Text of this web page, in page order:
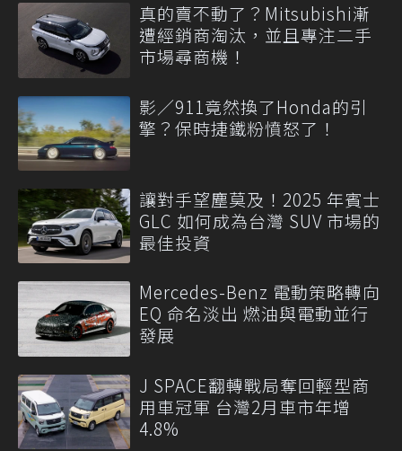
真的賣不動了？Mitsubishi漸
遭經銷商淘汰，並且專注二手
市場尋商機！
影／911竟然換了Honda的引
擎？保時捷鐵粉憤怒了！
讓對手望塵莫及！2025 年賓士
GLC 如何成為台灣 SUV 市場的
最佳投資
Mercedes-Benz 電動策略轉向
EQ 命名淡出 燃油與電動並行
發展
J SPACE翻轉戰局奪回輕型商
用車冠軍 台灣2月車市年增
4.8%